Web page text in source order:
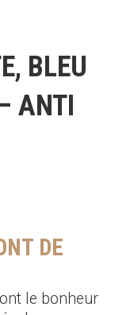
BLEU
ANTI
DE
le bonheur